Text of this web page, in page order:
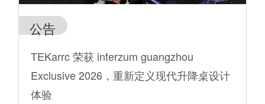
公告
TEKarrc 荣获 interzum guangzhou
Exclusive 2026，重新定义现代升降桌设计
体验